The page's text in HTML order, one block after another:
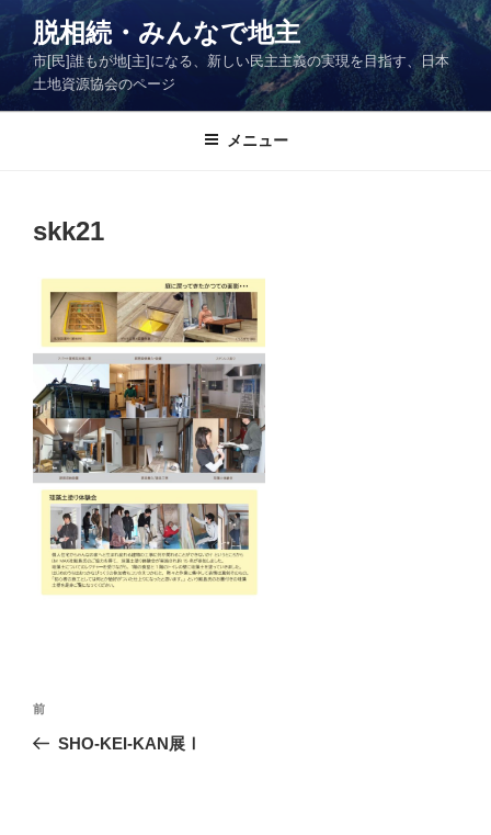
コ
テ
ン
ツ
脱相続・みんなで地主
市[民]誰もが地[主]になる、新しい民主主義の実現を目指す、日本
土地資源協会のページ
メニュー
skk21
投
前
の
前
SHO-KEI-KAN展Ⅰ